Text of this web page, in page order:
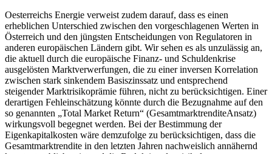
Oesterreichs Energie verweist zudem darauf, dass es einen
erheblichen Unterschied zwischen den vorgeschlagenen Werten in
Österreich und den jüngsten Entscheidungen von Regulatoren in
anderen europäischen Ländern gibt. Wir sehen es als unzulässig an,
die aktuell durch die europäische Finanz- und Schuldenkrise
ausgelösten Marktverwerfungen, die zu einer inversen Korrelation
zwischen stark sinkendem Basiszinssatz und entsprechend
steigender Marktrisikoprämie führen, nicht zu berücksichtigen. Einer
derartigen Fehleinschätzung könnte durch die Bezugnahme auf den
so genannten „Total Market Return“ (GesamtmarktrenditeAnsatz)
wirkungsvoll begegnet werden. Bei der Bestimmung der
Eigenkapitalkosten wäre demzufolge zu berücksichtigen, dass die
Gesamtmarktrendite in den letzten Jahren nachweislich annähernd